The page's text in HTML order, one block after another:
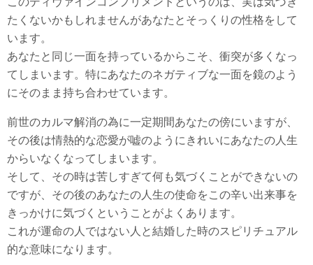
たくないかもしれませんがあなたとそっくりの性格をして
います。
あなたと同じ一面を持っているからこそ、衝突が多くなっ
てしまいます。特にあなたのネガティブな一面を鏡のよう
にそのまま持ち合わせています。
前世のカルマ解消の為に一定期間あなたの傍にいますが、
その後は情熱的な恋愛が嘘のようにきれいにあなたの人生
からいなくなってしまいます。
そして、その時は苦しすぎて何も気づくことができないの
ですが、その後のあなたの人生の使命をこの辛い出来事を
きっかけに気づくということがよくあります。
これが運命の人ではない人と結婚した時のスピリチュアル
的な意味になります。